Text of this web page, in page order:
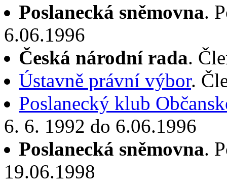
Poslanecká sněmovna.
6.06.1996
Česká národní rada.
Ústavně právní výbor.
Poslanecký klub
6. 6. 1992 do 6.06.1996
Poslanecká sněmovna.
19.06.1998